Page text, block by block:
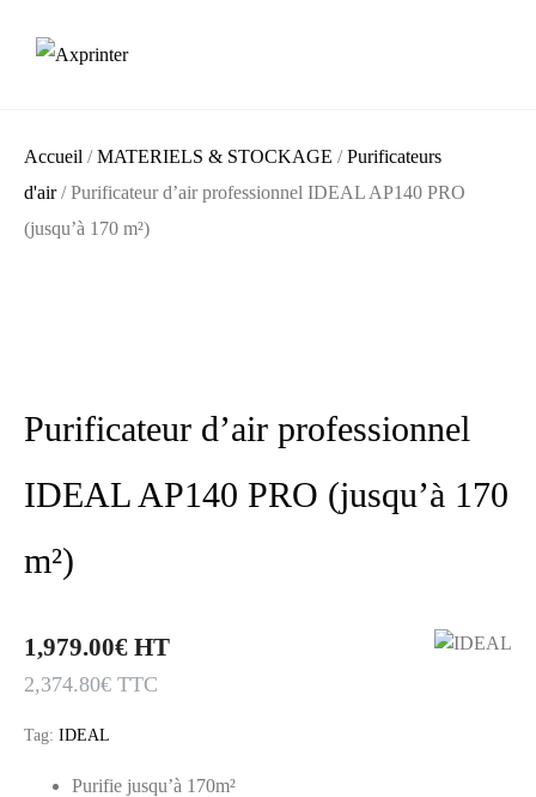
Accueil /MATERIELS & STOCKAGE /Purificateurs
d'air/ Purificateur d’air professionnel IDEAL AP140 PRO
(jusqu’à 170 m²)
Purificateur d’air professionnel
IDEAL AP140 PRO (jusqu’à 170
m²)
1,979.00€ HT
2,374.80€ TTC
Tag: IDEAL
Purifie jusqu’à 170m²